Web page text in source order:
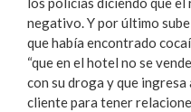
negativo. Y por último
que había encontrado
“que en el hotel no se
con su droga y que
cliente para tener